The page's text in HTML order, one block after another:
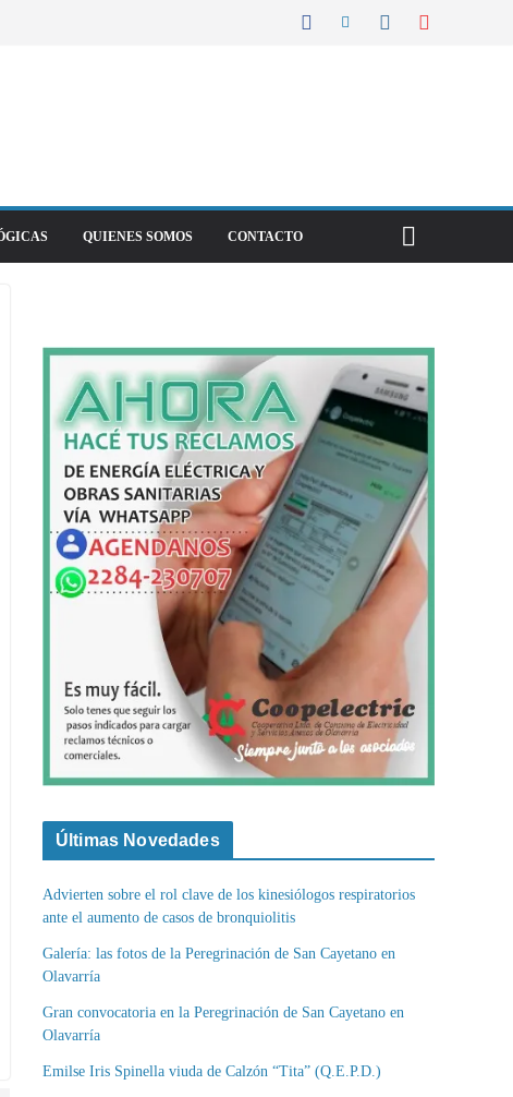
QUIENES SOMOS CONTACTO
Últimas Novedades
Advierten sobre el rol clave de los kinesiólogos respiratorios
ante el aumento de casos de bronquiolitis
Galería: las fotos de la Peregrinación de San Cayetano en
Olavarría
Gran convocatoria en la Peregrinación de San Cayetano en
Olavarría
Emilse Iris Spinella viuda de Calzón “Tita” (Q.E.P.D.)